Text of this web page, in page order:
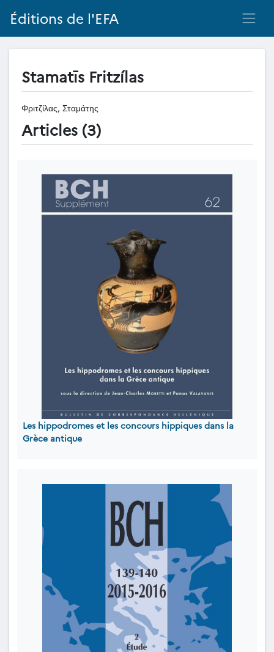
Éditions de l'EFA
Stamatīs Fritzílas
Φριτζίλας, Σταμάτης
Articles (3)
Les hippodromes et les concours hippiques dans la
Grèce antique